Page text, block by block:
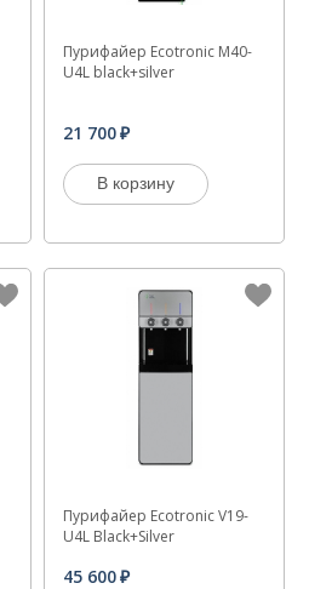
Пурифайер Ecotronic M40-
U4L black+silver
21 700
В корзину
Пурифайер Ecotronic V19-
U4L Black+Silver
45 600